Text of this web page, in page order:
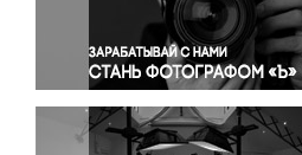
Правосудие
Происшествия и конфликты
Религия
Светская жизнь
Спорт